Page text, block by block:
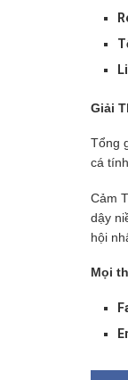
Giải
Tổng
cá
Cảm
dậy
hội
Mọi